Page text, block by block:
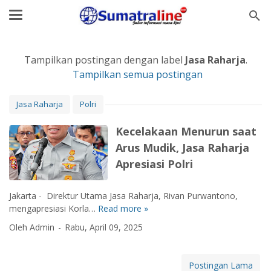
Tampilkan postingan dengan label Jasa Raharja.
Tampilkan semua postingan
Jasa Raharja Polri
Kecelakaan Menurun saat
Arus Mudik, Jasa Raharja
Apresiasi Polri
Jakarta - Direktur Utama Jasa Raharja, Rivan Purwantono,
mengapresiasi Korla… Read more »
Oleh Admin Rabu, April 09, 2025
Postingan Lama